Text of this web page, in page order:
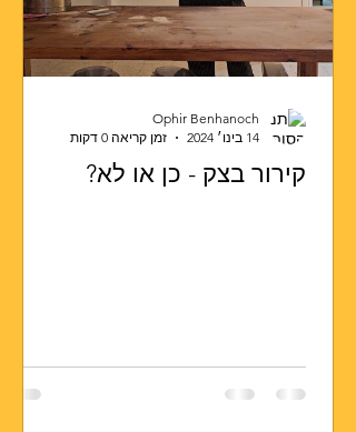
קירור בצק - כן או לא?
Ophir Benhanoch
14 בינו׳ 2024
זמן קריאה 0 דקות